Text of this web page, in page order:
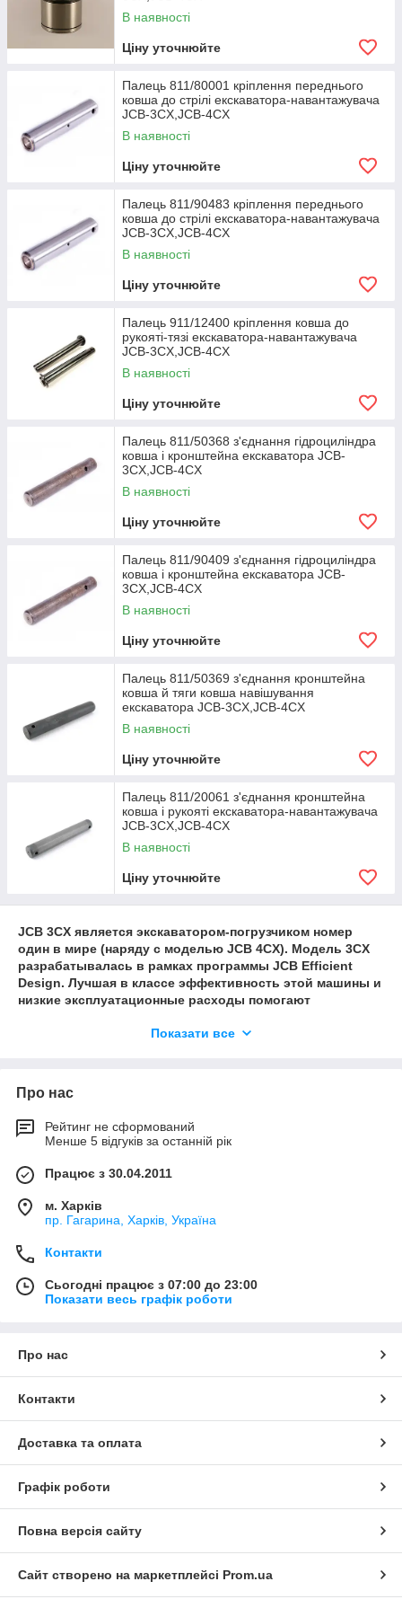
матеріалу в годину.
Ефективна гідравлічна система з трьома
Модернізована кабіна.
В наявності
Ціну уточнюйте
Палець 811/80001 кріплення переднього
ковша до стрілі екскаватора-навантажувача
JCB-3CX,JCB-4CX
В наявності
Ціну уточнюйте
Палець 811/90483 кріплення переднього
ковша до стрілі екскаватора-навантажувача
JCB-3CX,JCB-4CX
В наявності
Ціну уточнюйте
Палець 911/12400 кріплення ковша до
рукояті-тязі екскаватора-навантажувача
JCB-3CX,JCB-4CX
В наявності
Ціну уточнюйте
Палець 811/50368 з'єднання гідроциліндра
ковша і кронштейна екскаватора JCB-
3CX,JCB-4CX
В наявності
Ціну уточнюйте
Палець 811/90409 з'єднання гідроциліндра
ковша і кронштейна екскаватора JCB-
3CX,JCB-4CX
В наявності
Ціну уточнюйте
Палець 811/50369 з'єднання кронштейна
ковша й тяги ковша навішування
екскаватора JCB-3CX,JCB-4CX
В наявності
Ціну уточнюйте
Палець 811/20061 з'єднання кронштейна
ковша і рукояті екскаватора-навантажувача
JCB-3CX,JCB-4CX
В наявності
Ціну уточнюйте
JCB 3CX является экскаватором-погрузчиком номер
один в мире (наряду с моделью JCB 4CX). Модель 3CX
разрабатывалась в рамках программы JCB Efficient
Design. Лучшая в классе эффективность этой машины и
низкие эксплуатационные расходы помогают
беречь окружающую среду. Проще говоря, передовые
максимальной эффективностью.
передвижения по дорогам, погрузочно-разгрузочных и
экскавационных работ, а также при работе на холостом
эффективным двигателем Dieselmax мощностью 63 кВт,
снижает уровни выбросов и шума. А увеличенные
интервалы между заправками дают возможность более
длительной и производительной работы в течение дня.
3CX, конечно, не ограничиваются.
Характеристики
эффективностью при выполнении стандартных
рабочих циклов.
Оснащается знаменитым двигателем JCB
Dieselmax.
Вилы, интегрированные в быстросъемную
каретку — лучшие в классе обзорность и
работах позволяет переместить большее
количество материала в час.
Ефективна гідравлічна система з трьома
насосами.
Показати все
Про нас
Рейтинг не сформований
Менше 5 відгуків за останній рік
Працює з 30.04.2011
м. Харків
пр. Гагарина, Харків, Україна
Контакти
Сьогодні працює з 07:00 до 23:00
Показати весь графік роботи
Про нас
Контакти
Доставка та оплата
Графік роботи
Повна версія сайту
Сайт створено на маркетплейсі Prom.ua